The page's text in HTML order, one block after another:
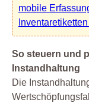
mobile
So steuern und
Instandhaltung
Die